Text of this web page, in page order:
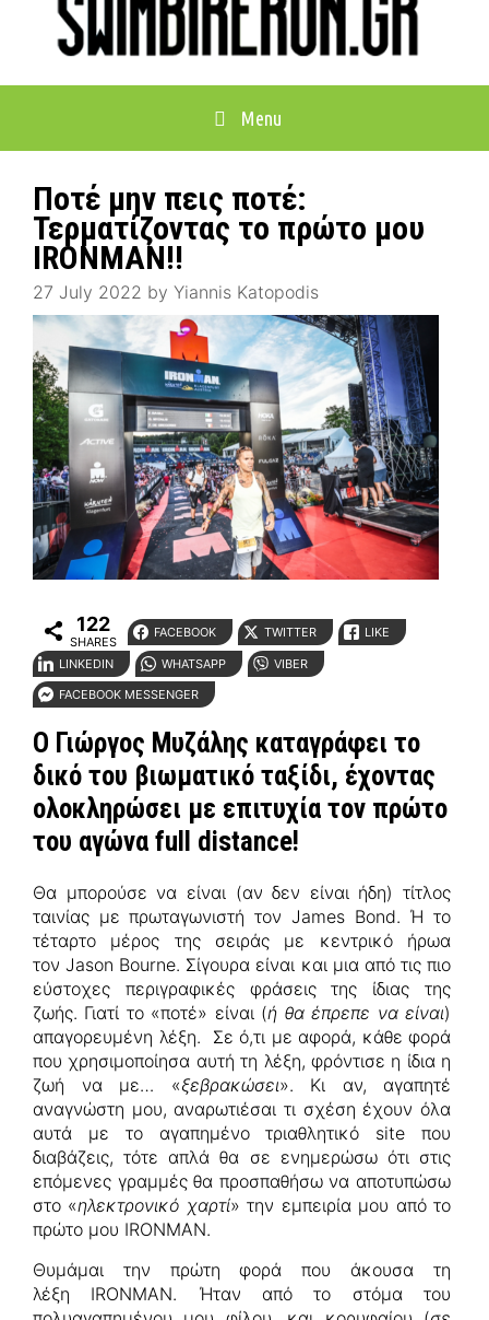
Menu
Ποτέ μην πεις ποτέ:
Τερματίζοντας το πρώτο μου
IRONMAN!!
27 July 2022 by Yiannis Katopodis
122
SHARES
FACEBOOK TWITTER LIKE
LINKEDIN WHATSAPP
VIBER
FACEBOOK MESSENGER
O Γιώργος Μυζάλης καταγράφει το
δικό του βιωματικό ταξίδι, έχοντας
ολοκληρώσει με επιτυχία τον πρώτο
του αγώνα full distance!
Θα μπορούσε να είναι (αν δεν είναι ήδη) τίτλος
ταινίας με πρωταγωνιστή τον James Bond. Ή το
τέταρτο μέρος της σειράς με κεντρικό ήρωα
τον Jason Bourne. Σίγουρα είναι και μια από τις πιο
εύστοχες περιγραφικές φράσεις της ίδιας της
ζωής. Γιατί το «ποτέ» είναι (ή θα έπρεπε να είναι)
απαγορευμένη λέξη. Σε ό,τι με αφορά, κάθε φορά
που χρησιμοποίησα αυτή τη λέξη, φρόντισε η ίδια η
ζωή να με… «ξεβρακώσει». Κι αν, αγαπητέ
αναγνώστη μου, αναρωτιέσαι τι σχέση έχουν όλα
αυτά με το αγαπημένο τριαθλητικό site που
διαβάζεις, τότε απλά θα σε ενημερώσω ότι στις
επόμενες γραμμές θα προσπαθήσω να αποτυπώσω
στο «ηλεκτρονικό χαρτί» την εμπειρία μου από το
πρώτο μου IRONMAN.
Θυμάμαι την πρώτη φορά που άκουσα τη
λέξη IRONMAN. Ήταν από το στόμα του